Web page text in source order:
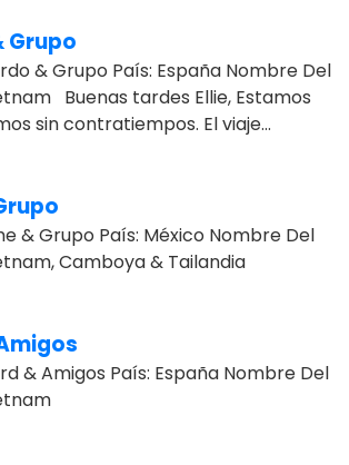
Grupo
& Grupo País: España Nombre Del
Buenas tardes Ellie, Estamos
sin contratiempos. El viaje...
& Grupo País: México Nombre Del
Camboya & Tailandia
& Amigos País: España Nombre Del